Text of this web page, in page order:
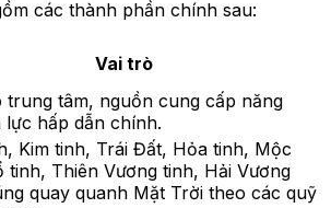
các thành phần chính sau:
Vai trò
trung tâm, nguồn cung cấp năng
lực hấp dẫn chính.
Kim tinh, Trái Đất, Hỏa tinh, Mộc
tinh, Thiên Vương tinh, Hải Vương
quay quanh Mặt Trời theo các quỹ